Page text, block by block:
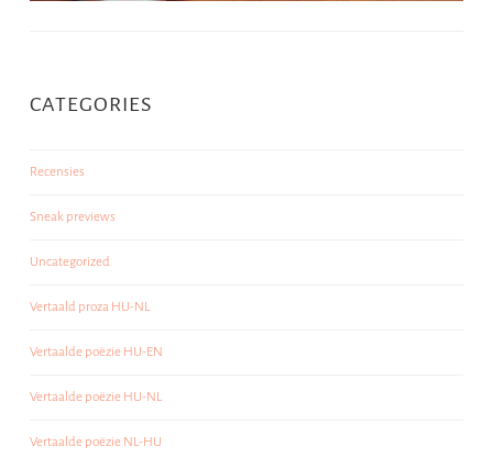
CATEGORIES
Recensies
Sneak previews
Uncategorized
Vertaald proza HU-NL
Vertaalde poëzie HU-EN
Vertaalde poëzie HU-NL
Vertaalde poëzie NL-HU